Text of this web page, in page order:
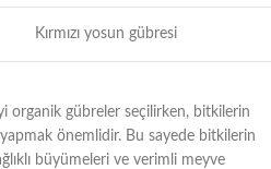
Kırmızı yosun gübresi
organik gübreler seçilirken, bitkilerin
önemlidir. Bu sayede bitkilerin
büyümeleri ve verimli meyve